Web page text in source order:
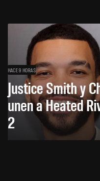
HACE 9 HORAS
Justice Smith y
unen a Heated
2